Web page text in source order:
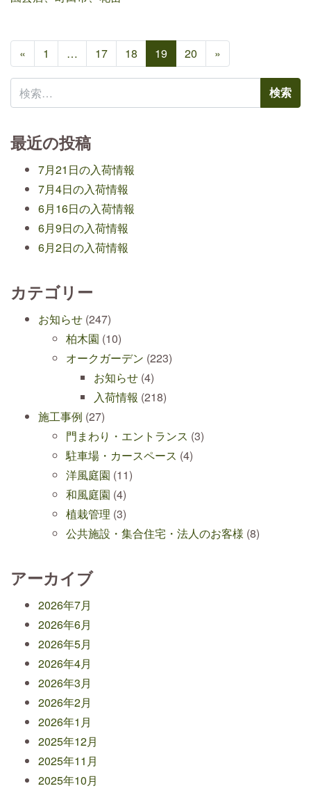
投稿ナビゲーション
« 1 … 17 18 19 20 »
検索:
最近の投稿
7月21日の入荷情報
7月4日の入荷情報
6月16日の入荷情報
6月9日の入荷情報
6月2日の入荷情報
カテゴリー
お知らせ (247)
柏木園 (10)
オークガーデン (223)
お知らせ (4)
入荷情報 (218)
施工事例 (27)
門まわり・エントランス (3)
駐車場・カースペース (4)
洋風庭園 (11)
和風庭園 (4)
植栽管理 (3)
公共施設・集合住宅・法人のお客様 (8)
アーカイブ
2026年7月
2026年6月
2026年5月
2026年4月
2026年3月
2026年2月
2026年1月
2025年12月
2025年11月
2025年10月